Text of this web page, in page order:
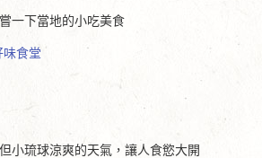
一下當地的小吃美食
味食堂
小琉球涼爽的天氣，讓人食慾大開